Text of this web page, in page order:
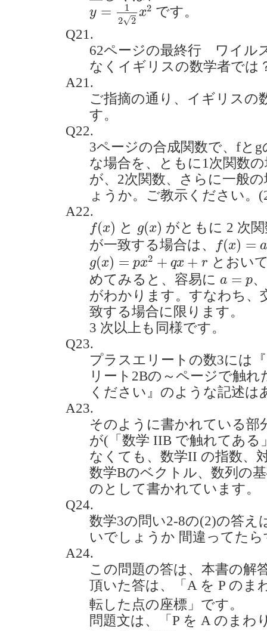
y =
1
2√2
x2
y= 12 2x2
です。
Q21.
62ページの最終行 ワイル
なくイギリスの数学者では
A21.
ご指摘の通り、イギリスの
す。
Q22.
3ページの合成関数で、fと
な場合を、ともに1次関数
が、2次関数、さらに一般
ょうか。ご教示ください。
A22.
f(x)
f(x) と g(x)
g(x) がともに 2 次
が一致する場合は、
f(x) = a
f(x =ax 2
g(x) = px2 + qx + r
g( ) =px2 +q x+ r
とおい
めてみると、容易に a = p
a=p 、
がわかります。すなわち、
致する場合に限ります。
3 次以上も同様です。
Q23.
プラスエリートの数3には
リート2Bの～ページで触
ください』のような記述は
A23.
そのように書かれている部
が(「数学 IIB で触れてあ
なくても、数学II の指数、
数学Bのベクトル、数列の
のとして書かれています。
Q24.
数学3の問い2-8の(2)の答え
いでしょうか 間違ってた
A24.
この問題の答は、本書の解
頂いた答は、「A を P のま
転した点の座標」です。
問題文は、「P を A のまわ